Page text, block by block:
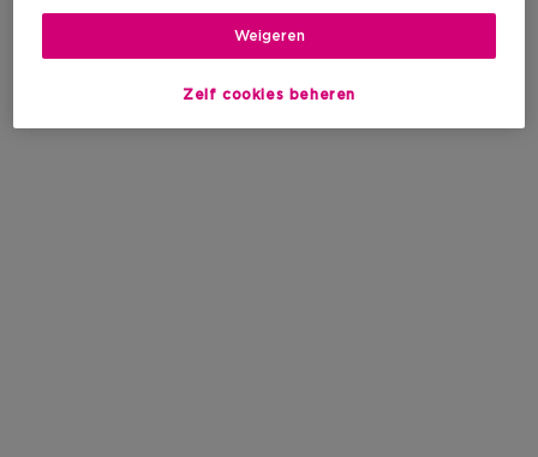
Zelf cookies beheren
Weigeren